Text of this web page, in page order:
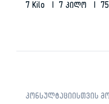
7 Kilo 7 Კილო